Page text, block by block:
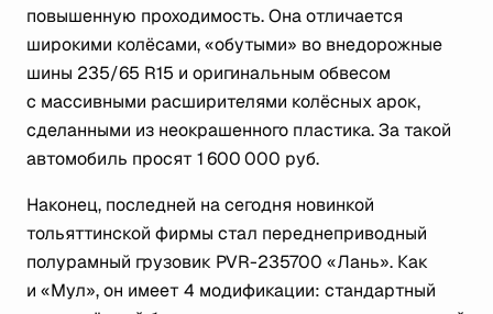
повышенную проходимость. Она отличается
широкими колёсами, «обутыми» во внедорожные
шины 235/65 R15 и оригинальным обвесом
с массивными расширителями колёсных арок,
сделанными из неокрашенного пластика. За такой
автомобиль просят 1 600 000 руб.
Наконец, последней на сегодня новинкой
тольяттинской фирмы стал переднеприводный
полурамный грузовик PVR-235700 «Лань». Как
и «Мул», он имеет 4 модификации: стандартный